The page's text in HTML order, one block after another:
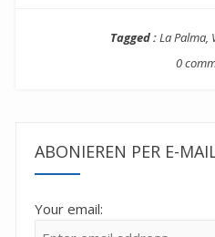
Tagged :La Palma,
0
ABONIEREN PER E-
Your email: